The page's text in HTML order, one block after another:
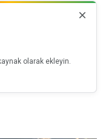
olarak ekleyin.